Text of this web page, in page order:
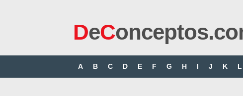
DeC
A B C D E F G H I J K L